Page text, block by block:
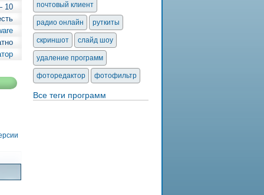
10
почтовый клиент
радио онлайн руткиты
скриншот слайд шоу
удаление программ
фоторедактор фотофильтр
Все теги программ